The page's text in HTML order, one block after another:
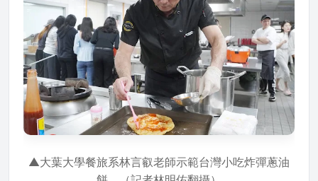
▲大葉大學餐旅系林言叡老師示範台灣小吃炸彈蔥油